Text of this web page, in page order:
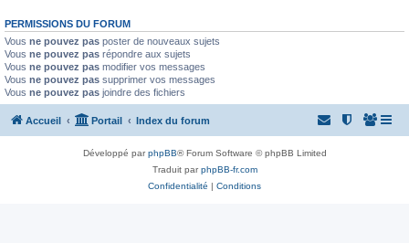
PERMISSIONS DU FORUM
Vous ne pouvez pas poster de nouveaux sujets
Vous ne pouvez pas répondre aux sujets
Vous ne pouvez pas modifier vos messages
Vous ne pouvez pas supprimer vos messages
Vous ne pouvez pas joindre des fichiers
Accueil Portail Index du forum
Développé parphpBB® Forum Software © phpBB Limited
Traduit parphpBB-fr.com
Confidentialité | Conditions